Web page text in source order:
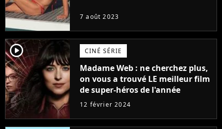
7 août 2023
player2 CINÉ SÉRIE
Madame Web : ne cherchez plus,
on vous a trouvé LE meilleur film
de super-héros de l'année
12 février 2024